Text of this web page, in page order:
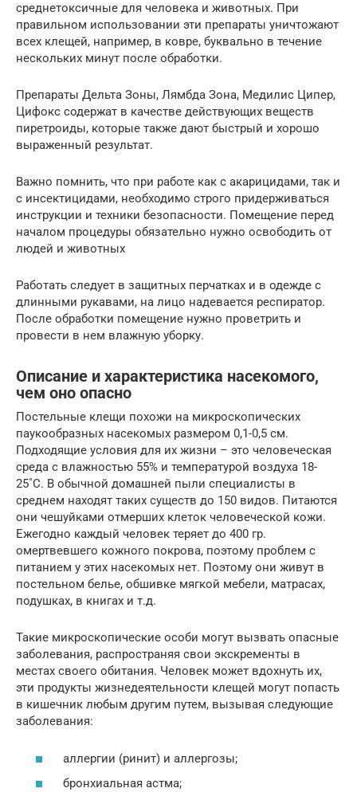
среднетоксичные для человека и животных. При
правильном использовании эти препараты уничтожают
всех клещей, например, в ковре, буквально в течение
нескольких минут после обработки.
Препараты Дельта Зоны, Лямбда Зона, Медилис Ципер,
Цифокс содержат в качестве действующих веществ
пиретроиды, которые также дают быстрый и хорошо
выраженный результат.
Важно помнить, что при работе как с акарицидами, так и
с инсектицидами, необходимо строго придерживаться
инструкции и техники безопасности. Помещение перед
началом процедуры обязательно нужно освободить от
людей и животных
Работать следует в защитных перчатках и в одежде с
длинными рукавами, на лицо надевается респиратор.
После обработки помещение нужно проветрить и
провести в нем влажную уборку.
Описание и характеристика насекомого,
чем оно опасно
Постельные клещи похожи на микроскопических
паукообразных насекомых размером 0,1-0,5 см.
Подходящие условия для их жизни – это человеческая
среда с влажностью 55% и температурой воздуха 18-
25˚С. В обычной домашней пыли специалисты в
среднем находят таких существ до 150 видов. Питаются
они чешуйками отмерших клеток человеческой кожи.
Ежегодно каждый человек теряет до 400 гр.
омертвевшего кожного покрова, поэтому проблем с
питанием у этих насекомых нет. Поэтому они живут в
постельном белье, обшивке мягкой мебели, матрасах,
подушках, в книгах и т.д.
Такие микроскопические особи могут вызвать опасные
заболевания, распространяя свои экскременты в
местах своего обитания. Человек может вдохнуть их,
эти продукты жизнедеятельности клещей могут попасть
в кишечник любым другим путем, вызывая следующие
заболевания:
аллергии (ринит) и аллергозы;
бронхиальная астма;